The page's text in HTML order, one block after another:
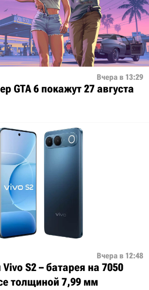
Вчера в 13:29
GTA 6 покажут 27 августа
Вчера в 12:48
S2 – батарея на 7050
толщиной 7,99 мм